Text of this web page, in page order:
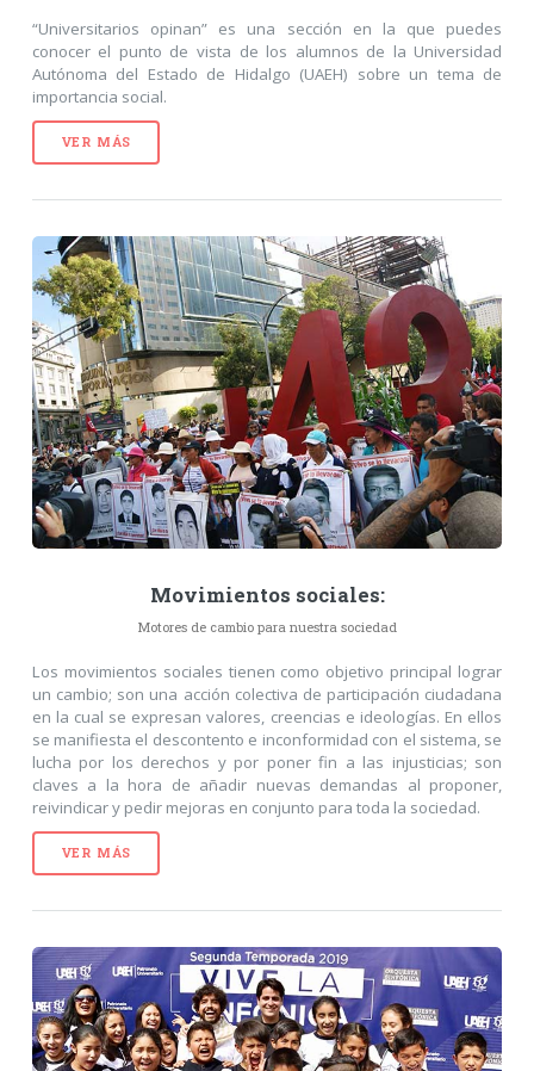
“Universitarios opinan” es una sección en la que puedes
conocer el punto de vista de los alumnos de la Universidad
Autónoma del Estado de Hidalgo (UAEH) sobre un tema de
importancia social.
VER MÁS
Movimientos sociales:
Motores de cambio para nuestra sociedad
Los movimientos sociales tienen como objetivo principal lograr
un cambio; son una acción colectiva de participación ciudadana
en la cual se expresan valores, creencias e ideologías. En ellos
se manifiesta el descontento e inconformidad con el sistema, se
lucha por los derechos y por poner fin a las injusticias; son
claves a la hora de añadir nuevas demandas al proponer,
reivindicar y pedir mejoras en conjunto para toda la sociedad.
VER MÁS